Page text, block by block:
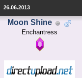
26.06.2013
Moon Shine
Enchantress